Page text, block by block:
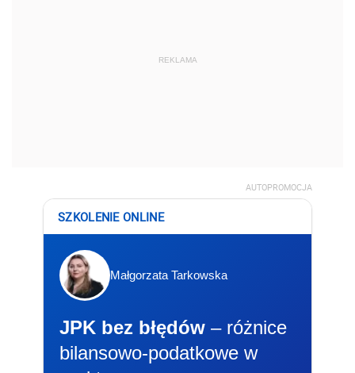
REKLAMA
AUTOPROMOCJA
SZKOLENIE ONLINE
Małgorzata Tarkowska
JPK bez błędów – różnice
bilansowo-podatkowe w